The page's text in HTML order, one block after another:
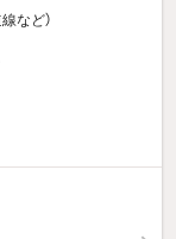
線など）